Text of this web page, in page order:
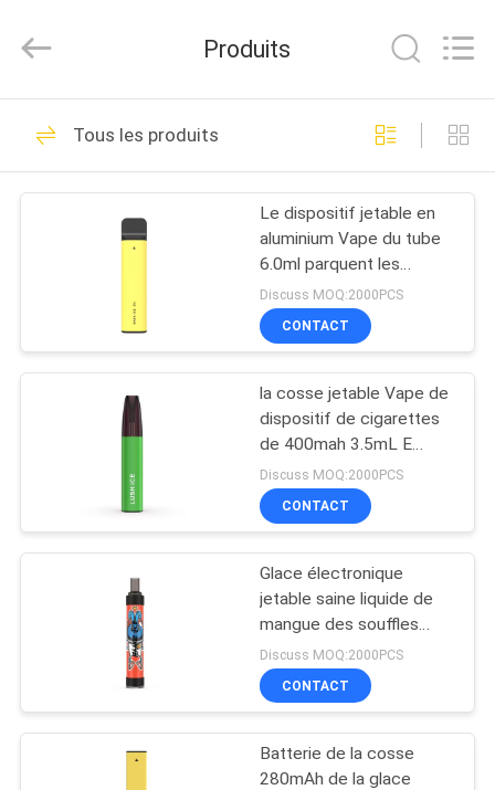
MAISON
PRODUITS
SUJET
D'USINE
CONTRÔLE
DEMANDEZ
Fournisseur.
2021
Shenzhen
Technology Bâton jetable de
Vape
80
Stylo jetable de
Vape
34
Dispositif jetable de
cosse de Vape
36
Produits
Tous les produits
Le dispositif jetable en
aluminium Vape du tube
6.0ml parquent les
souffles 850mAh 1000
Discuss MOQ:2000PCS
CONTACT
la cosse jetable Vape de
dispositif de cigarettes
de 400mah 3.5mL E
parquent des extraits du
fruit 1.2ohm
Discuss MOQ:2000PCS
CONTACT
Glace électronique
jetable saine liquide de
mangue des souffles
4.0ml de la cigarette
2000 d'E
Discuss MOQ:2000PCS
CONTACT
Batterie de la cosse
280mAh de la glace